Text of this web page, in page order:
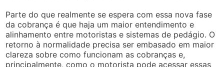
Parte do que realmente se espera com essa nova fase
da cobrança é que haja um maior entendimento e
alinhamento entre motoristas e sistemas de pedágio. O
retorno à normalidade precisa ser embasado em maior
clareza sobre como funcionam as cobranças e,
principalmente, como o motorista pode acessar essas